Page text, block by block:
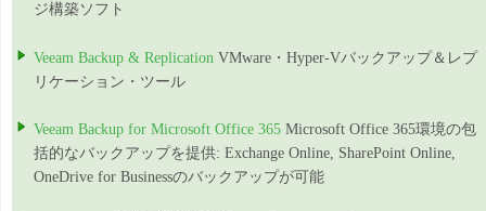
ジ構築ソフト
Veeam Backup & Replication VMware・Hyper-Vバックアップ＆レプ
リケーション・ツール
Veeam Backup for Microsoft Office 365 Microsoft Office 365環境の包
括的なバックアップを提供: Exchange Online, SharePoint Online,
OneDrive for Businessのバックアップが可能